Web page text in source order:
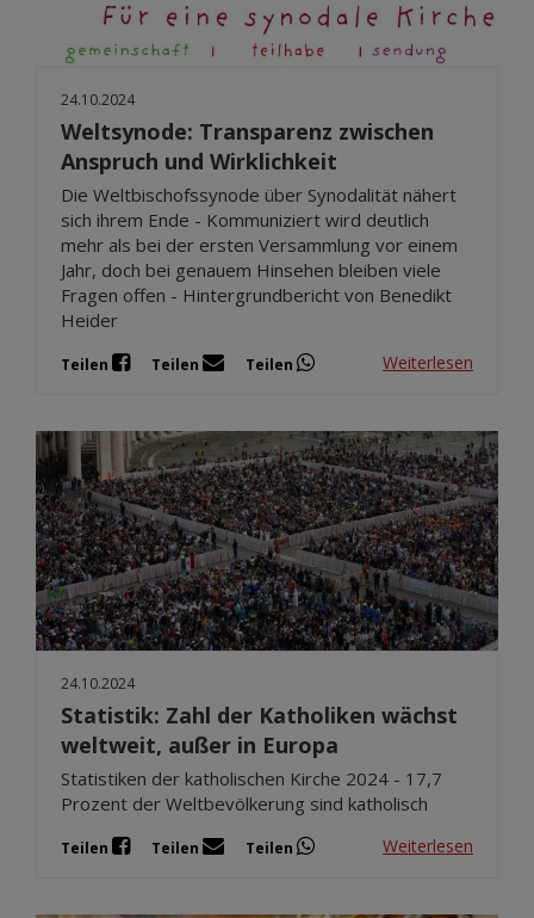
24.10.2024
Weltsynode: Transparenz zwischen
Anspruch und Wirklichkeit
Die Weltbischofssynode über Synodalität nähert
sich ihrem Ende - Kommuniziert wird deutlich
mehr als bei der ersten Versammlung vor einem
Jahr, doch bei genauem Hinsehen bleiben viele
Fragen offen - Hintergrundbericht von Benedikt
Heider
Teilen Teilen Teilen Weiterlesen
24.10.2024
Statistik: Zahl der Katholiken wächst
weltweit, außer in Europa
Statistiken der katholischen Kirche 2024 - 17,7
Prozent der Weltbevölkerung sind katholisch
Teilen Teilen Teilen Weiterlesen